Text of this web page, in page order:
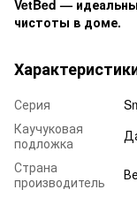
VetBed —
чистоты в доме.
Серия
Каучуковая
подложка
Страна
производитель